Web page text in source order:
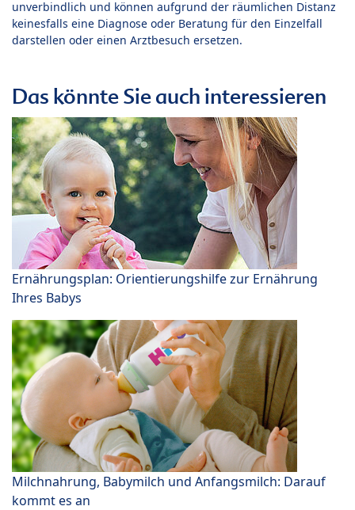
unverbindlich und können aufgrund der räumlichen Distanz
keinesfalls eine Diagnose oder Beratung für den Einzelfall
darstellen oder einen Arztbesuch ersetzen.
Das könnte Sie auch interessieren
Ernährungsplan: Orientierungshilfe zur Ernährung
Ihres Babys
Milchnahrung, Babymilch und Anfangsmilch: Darauf
kommt es an